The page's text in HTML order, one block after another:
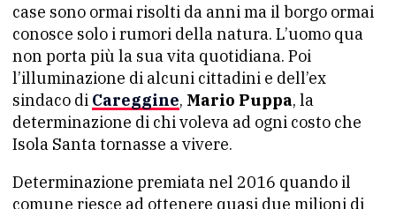
case sono ormai risolti da anni ma il borgo ormai
conosce solo i rumori della natura. L’uomo qua
non porta più la sua vita quotidiana. Poi
l’illuminazione di alcuni cittadini e dell’ex
sindaco di Careggine, Mario Puppa, la
determinazione di chi voleva ad ogni costo che
Isola Santa tornasse a vivere.
Determinazione premiata nel 2016 quando il
comune riesce ad ottenere quasi due milioni di